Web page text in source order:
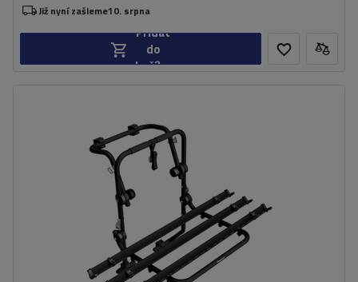
Již nyní zašleme10. srpna
Přidat
do
košíku
Nosnost nosiče jízdních kol:
45 kg
univerzální montážní systém
kompatibilní se všemi typy karoserií